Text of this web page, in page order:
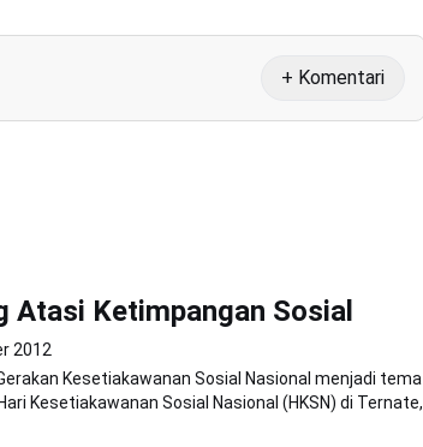
+ Komentari
Atasi Ketimpangan Sosial
2012
Kesetiakawanan Sosial Nasional menjadi tema
Kesetiakawanan Sosial Nasional (HKSN) di Ternate,